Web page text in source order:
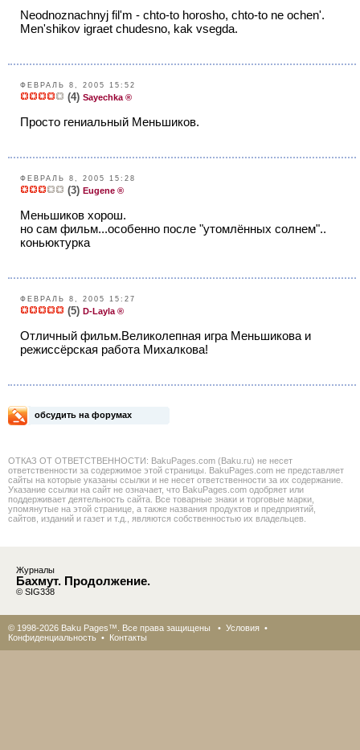
Neodnoznachnyj fil'm - chto-to horosho, chto-to ne ochen'.
Men'shikov igraet chudesno, kak vsegda.
ФЕВРАЛЬ 8, 2005 15:52
(4) Sayechka ®
Просто гениальный Меньшиков.
ФЕВРАЛЬ 8, 2005 15:28
(3) Eugene ®
Меньшиков хорош.
но сам фильм...особенно после "утомлённых солнем"..
коньюктурка
ФЕВРАЛЬ 8, 2005 15:27
(5) D-Layla ®
Отличный фильм.Великолепная игра Меньшикова и
режиссёрская работа Михалкова!
обсудить на форумах
ОТКАЗ ОТ ОТВЕТСТВЕННОСТИ: BakuPages.com (Baku.ru) не несет
ответственности за содержимое этой страницы. BakuPages.com не представляет
сайты на которые указаны ссылки и не несет ответственности за их содержание.
Указание ссылки на сайт не означает, что BakuPages.com одобряет или
поддерживает деятельность сайта. Все товарные знаки и торговые марки,
упомянутые на этой странице, а также названия продуктов и предприятий,
сайтов, изданий и газет и т.д., являются собственностью их владельцев.
Журналы
Бахмут. Продолжение.
© SIG338
© 1998-2026 Baku Pages™. Все права защищены • Условия •
Конфиденциальность • Контакты